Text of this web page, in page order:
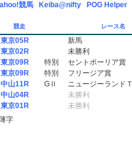
競馬 Keiba@nifty POG Helper
競走 レース名
東京05R 新馬
東京02R 未勝利
東京09R 特別 セントポーリア賞
東京09R 特別 フリージア賞
中山11R GⅡ ニュージーランドＴ
中山04R 未勝利
東京01R 未勝利
字